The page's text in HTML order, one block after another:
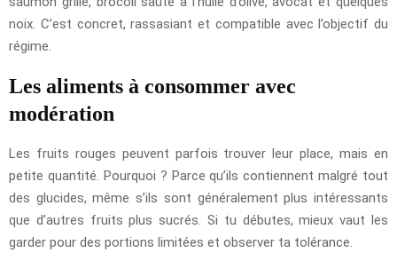
noix. C’est concret, rassasiant et compatible avec l’objectif du
régime.
Les aliments à consommer avec
modération
Les fruits rouges peuvent parfois trouver leur place, mais en
petite quantité. Pourquoi ? Parce qu’ils contiennent malgré tout
des glucides, même s’ils sont généralement plus intéressants
que d’autres fruits plus sucrés. Si tu débutes, mieux vaut les
garder pour des portions limitées et observer ta tolérance.